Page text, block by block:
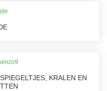
KRALEN EN